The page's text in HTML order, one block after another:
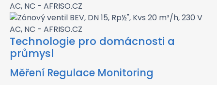
Technologie pro domácnosti a
průmysl
Měření Regulace Monitoring